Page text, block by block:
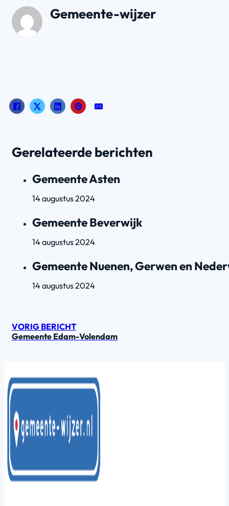
Gemeente-wijzer
Gerelateerde berichten
Gemeente Asten
14 augustus 2024
Gemeente Beverwijk
14 augustus 2024
Gemeente Nuenen, Gerwen en
14 augustus 2024
VORIG BERICHT
Gemeente Edam-Volendam